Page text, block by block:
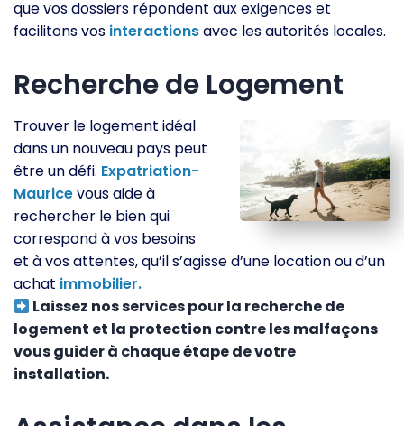
que vos dossiers répondent aux exigences et
facilitons vos interactionsavec les autorités locales.
Recherche de Logement
Trouver le logement idéal
dans un nouveau pays peut
être un défi. Expatriation-
Mauricevous aide à
rechercher le bien qui
correspond à vos besoins
et à vos attentes, qu’il s’agisse d’une location ou d’un
achat immobilier.
Laissez nos services pour la recherche de
logement et la protection contre les malfaçons
vous guider à chaque étape de votre
installation.